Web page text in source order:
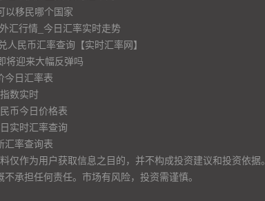
以移民哪个国家
汇行情_今日汇率实时走势
民币汇率查询【实时汇率网】
将迎来大幅反弹吗
今日汇率表
数实时
币今日价格表
实时汇率查询
汇率查询表
作为用户获取信息之目的，并不构成投资建议和投资依据。
承担任何责任。市场有风险，投资需谨慎。